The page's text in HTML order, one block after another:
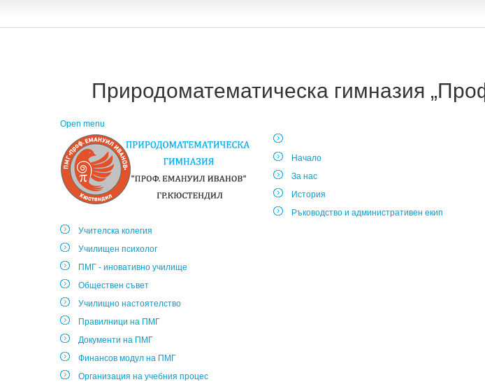
Природоматематическа гимназия
Open menu
Начало
За нас
История
Ръководство и административен екип
Учителска колегия
Училищен психолог
ПМГ - иновативно училище
Обществен съвет
Училищно настоятелство
Правилници на ПМГ
Документи на ПМГ
Финансов модул на ПМГ
Организация на учебния процес